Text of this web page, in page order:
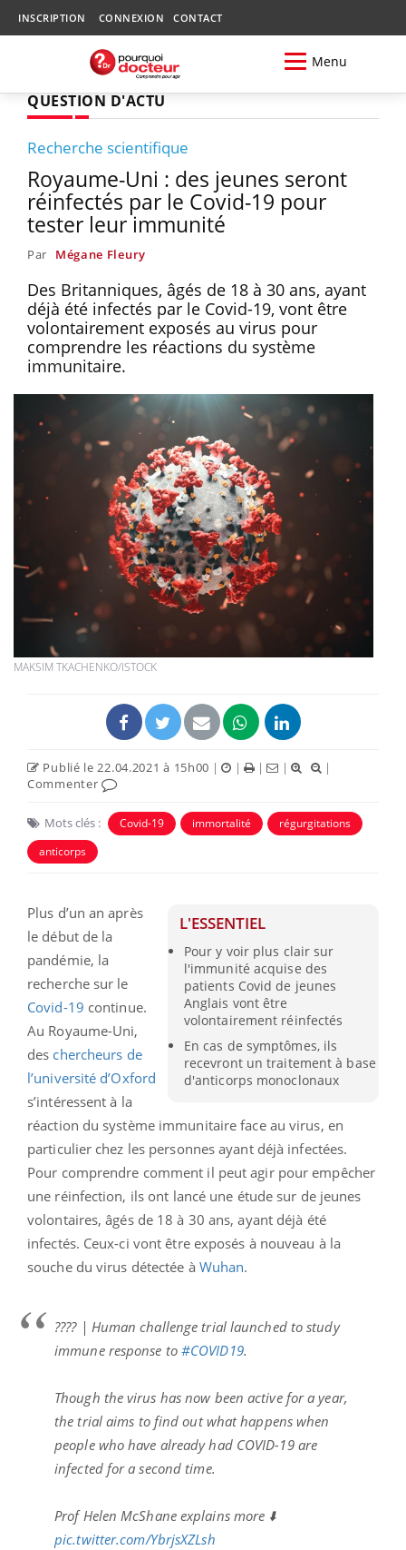
INSCRIPTION CONNEXION CONTACT
Menu
QUESTION D'ACTU
Recherche scientifique
Royaume-Uni : des jeunes seront
réinfectés par le Covid-19 pour
tester leur immunité
Par Mégane Fleury
Des Britanniques, âgés de 18 à 30 ans, ayant
déjà été infectés par le Covid-19, vont être
volontairement exposés au virus pour
comprendre les réactions du système
immunitaire.
MAKSIM TKACHENKO/ISTOCK
Publié le 22.04.2021 à 15h00 | | | |
|
Commenter
Mots clés : Covid-19 immortalité
régurgitations
anticorps
L'ESSENTIEL
Pour y voir plus clair sur
l'immunité acquise des
patients Covid de jeunes
Anglais vont être
volontairement réinfectés
En cas de symptômes, ils
recevront un traitement à base
d'anticorps monoclonaux
Plus d’un an après
le début de la
pandémie, la
recherche sur le
Covid-19 continue.
Au Royaume-Uni,
des chercheurs de
l’université d’Oxford
s’intéressent à la
réaction du système immunitaire face au virus, en
particulier chez les personnes ayant déjà infectées.
Pour comprendre comment il peut agir pour empêcher
une réinfection, ils ont lancé une étude sur de jeunes
volontaires, âgés de 18 à 30 ans, ayant déjà été
infectés. Ceux-ci vont être exposés à nouveau à la
souche du virus détectée à Wuhan.
???? | Human challenge trial launched to study
immune response to #COVID19.
Though the virus has now been active for a year,
the trial aims to find out what happens when
people who have already had COVID-19 are
infected for a second time.
Prof Helen McShane explains more ⬇️
pic.twitter.com/YbrjsXZLsh